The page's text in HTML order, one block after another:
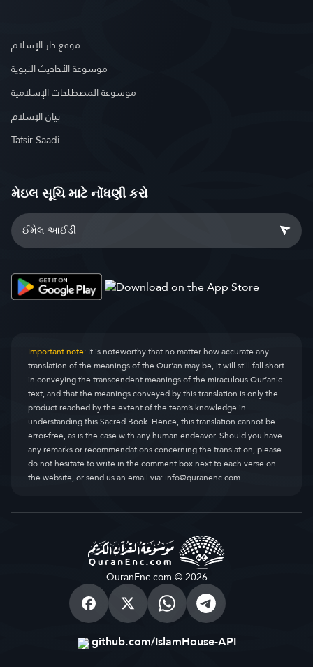
موقع دار الإسلام
موسوعة الأحاديث النبوية
موسوعة المصطلحات الإسلامية
بيان الإسلام
Tafsir Saadi
મેઇલ સૂચિ માટે નોંધણી કરો
Important note:It is noteworthy that no matter how accurate any
translation of the meanings of the Qur’an may be, it will still fall short
in conveying the transcendent meanings of the miraculous Qur’anic
text, and that the meanings conveyed by this translation is only the
product reached by the extent of the team’s knowledge in
understanding this Sacred Book. Hence, this translation cannot be
error-free, as is the case with any human endeavor. Should you have
any remarks or recommendations concerning the translation, please
do not hesitate to write in the comment box next to each verse on
the website, or send us an email via:info@quranenc.com
QuranEnc.com © 2026
github.com/IslamHouse-API